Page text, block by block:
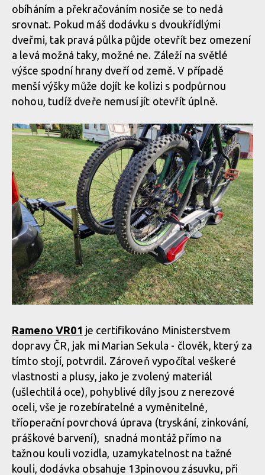
obíháním a překračováním nosiče se to nedá
srovnat. Pokud máš dodávku s dvoukřídlými
dveřmi, tak pravá půlka půjde otevřít bez omezení
a levá možná taky, možné ne. Záleží na světlé
výšce spodní hrany dveří od země. V případě
menší výšky může dojít ke kolizi s podpůrnou
nohou, tudíž dveře nemusí jít otevřít úplně.
Rameno VR01 je certifikováno Ministerstvem
dopravy ČR, jak mi Marian Sekula - člověk, který za
tímto stojí, potvrdil. Zároveň vypočítal veškeré
vlastnosti a plusy, jako je zvolený materiál
(ušlechtilá oce), pohyblivé díly jsou z nerezové
oceli, vše je rozebíratelné a vyměnitelné,
tříoperační povrchová úprava (tryskání, zinkování,
práškové barvení), snadná montáž přímo na
tažnou kouli vozidla, uzamykatelnost na tažné
kouli, dodávka obsahuje 13pinovou zásuvku, při